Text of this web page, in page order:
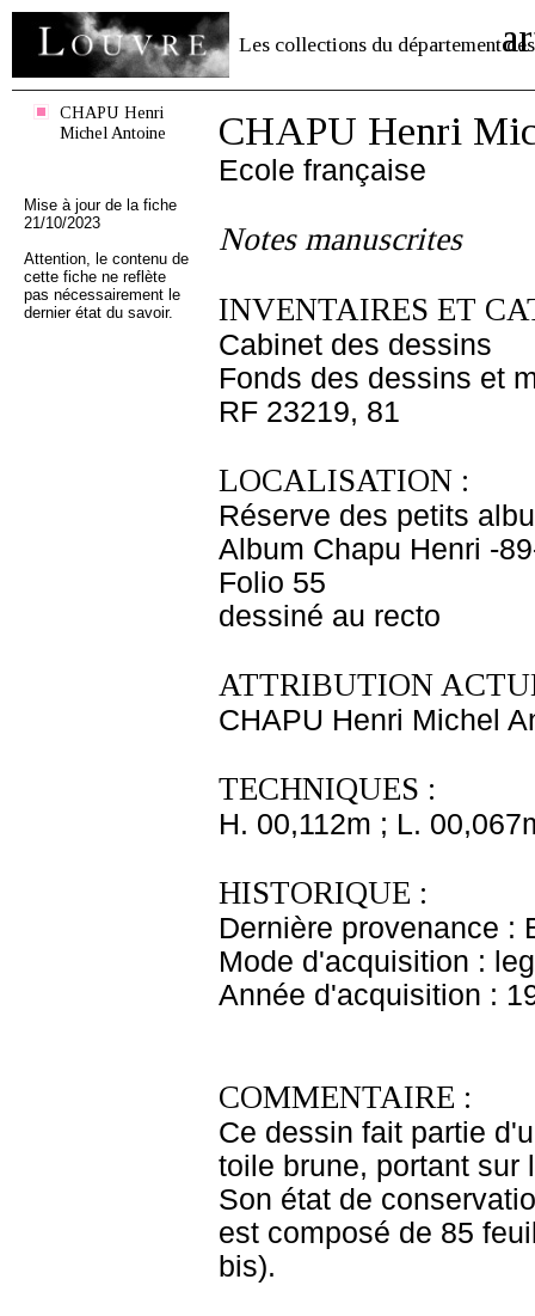
Les collections du département des
CHAPU Henri
Michel Antoine
Mise à jour de la fiche
21/10/2023
Attention, le contenu de
cette fiche ne reflète
pas nécessairement le
dernier état du savoir.
CHAPU Henri
Ecole française
Notes manuscrites
INVENTAIRES ET
Cabinet des dessins
Fonds des dessins et
RF 23219, 81
LOCALISATION :
Réserve des petits
Album Chapu Henri -
Folio 55
dessiné au recto
ATTRIBUTION
CHAPU Henri Michel
TECHNIQUES :
H. 00,112m ; L.
HISTORIQUE :
Dernière provenance :
Mode d'acquisition :
Année d'acquisition :
COMMENTAIRE :
Ce dessin fait partie
toile brune, portant sur
Son état de
est composé de 85
bis).